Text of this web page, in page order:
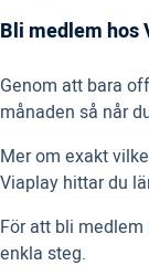
Bli medlem hos
Genom att bara
månaden så når
Mer om exakt
Viaplay hittar du
För att bli
enkla steg.